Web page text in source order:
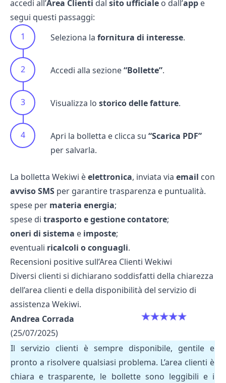
accedi all’Area Clienti dal sito ufficiale o dall’app e
segui questi passaggi:
Seleziona la fornitura di interesse.
Accedi alla sezione“Bollette”.
Visualizza lo storico delle fatture.
Apri la bolletta e clicca su “Scarica PDF”
per salvarla.
La bolletta Wekiwi èelettronica, inviata via email con
avviso SMS per garantire trasparenza e puntualità.
spese per materia energia;
spese di trasporto e gestione contatore;
oneri di sistema e imposte;
eventuali ricalcoli oconguagli.
Recensioni positive sull’Area Clienti Wekiwi
Diversi clienti si dichiarano soddisfatti della chiarezza
dell’area clienti e della disponibilità del servizio di
assistenza Wekiwi.
Andrea Corrada
(25/07/2025)
Il servizio clienti è sempre disponibile, gentile e
pronto a risolvere qualsiasi problema. L’area clienti è
chiara e trasparente, le bollette sono leggibili e i